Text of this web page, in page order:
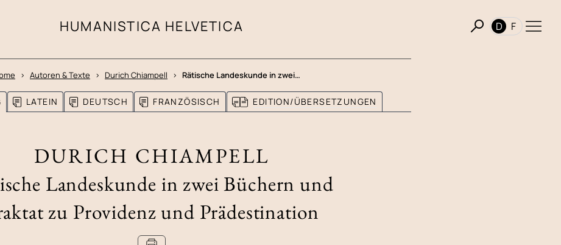
HUMANISTICA HELVETICA D F
Autoren & Texte Durich Chiampell Rätische Landeskunde in zwei…
LATEIN DEUTSCH FRANZÖSISCH EDITION/ÜBERSETZUNGEN
DURICH CHIAMPELL
Landeskunde in zwei Büchern und
zu Providenz und Prädestination